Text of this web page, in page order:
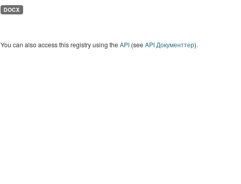
DOCX
You can also access this registry using theAPI(seeAPI Документтер).